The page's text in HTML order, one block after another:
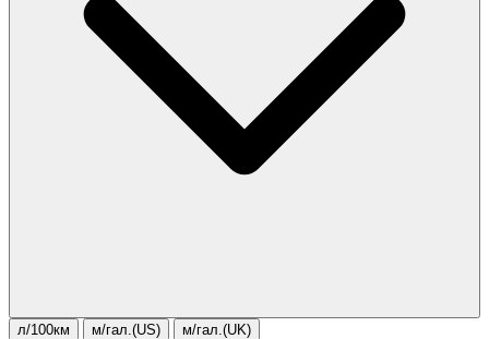
л/100км м/гал.(US) м/гал.(UK)